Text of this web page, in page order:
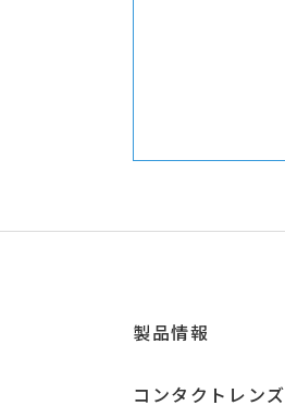
製品情報
コンタクトレンズ